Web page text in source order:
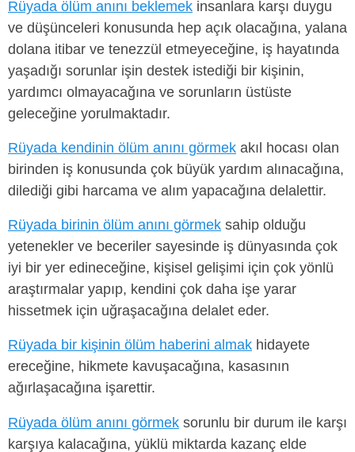
Rüyada ölüm anını beklemek insanlara karşı duygu
ve düşünceleri konusunda hep açık olacağına, yalana
dolana itibar ve tenezzül etmeyeceğine, iş hayatında
yaşadığı sorunlar işin destek istediği bir kişinin,
yardımcı olmayacağına ve sorunların üstüste
geleceğine yorulmaktadır.
Rüyada kendinin ölüm anını görmek akıl hocası olan
birinden iş konusunda çok büyük yardım alınacağına,
dilediği gibi harcama ve alım yapacağına delalettir.
Rüyada birinin ölüm anını görmek sahip olduğu
yetenekler ve beceriler sayesinde iş dünyasında çok
iyi bir yer edineceğine, kişisel gelişimi için çok yönlü
araştırmalar yapıp, kendini çok daha işe yarar
hissetmek için uğraşacağına delalet eder.
Rüyada bir kişinin ölüm haberini almak hidayete
ereceğine, hikmete kavuşacağına, kasasının
ağırlaşacağına işarettir.
Rüyada ölüm anını görmek sorunlu bir durum ile karşı
karşıya kalacağına, yüklü miktarda kazanç elde